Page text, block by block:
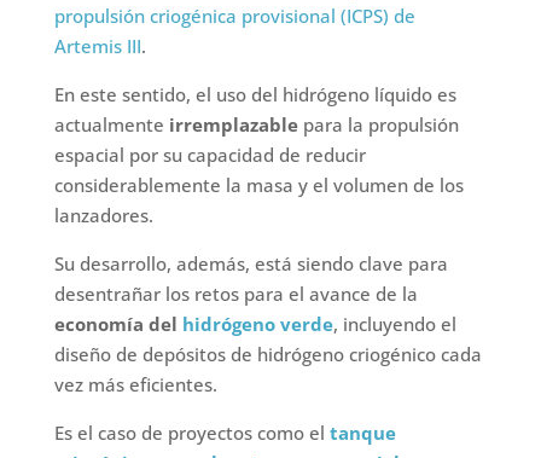
propulsión criogénica provisional (ICPS) de
Artemis III.
En este sentido, el uso del hidrógeno líquido es
actualmente irremplazable para la propulsión
espacial por su capacidad de reducir
considerablemente la masa y el volumen de los
lanzadores.
Su desarrollo, además, está siendo clave para
desentrañar los retos para el avance de la
economía del hidrógeno verde, incluyendo el
diseño de depósitos de hidrógeno criogénico cada
vez más eficientes.
Es el caso de proyectos como el tanque